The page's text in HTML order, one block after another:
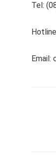
Tel:
Email: